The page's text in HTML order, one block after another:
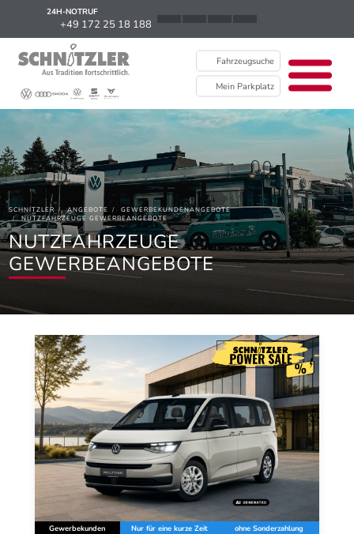
24H-NOTRUF
+49 172 25 18 188
Fahrzeugsuche
Mein Parkplatz
News
Kontakt / Standorte
Über uns
Newsletter
EU Data Act
SCHNITZLER ANGEBOTE
GEWERBEKUNDENANGEBOTE
NUTZFAHRZEUGE GEWERBEANGEBOTE
NUTZFAHRZEUGE
GEWERBEANGEBOTE
Gewerbekunden Nur für eine kurze Zeit ohne Sonderzahlung